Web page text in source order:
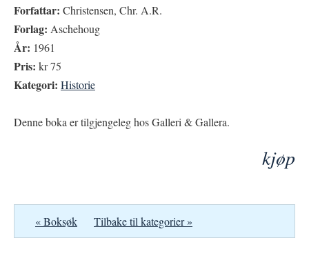
Forfattar: Christensen, Chr. A.R.
Forlag: Aschehoug
År: 1961
Pris: kr 75
Kategori: Historie
Denne boka er tilgjengeleg hos Galleri & Gallera.
kjøp
« Boksøk Tilbake til kategorier »